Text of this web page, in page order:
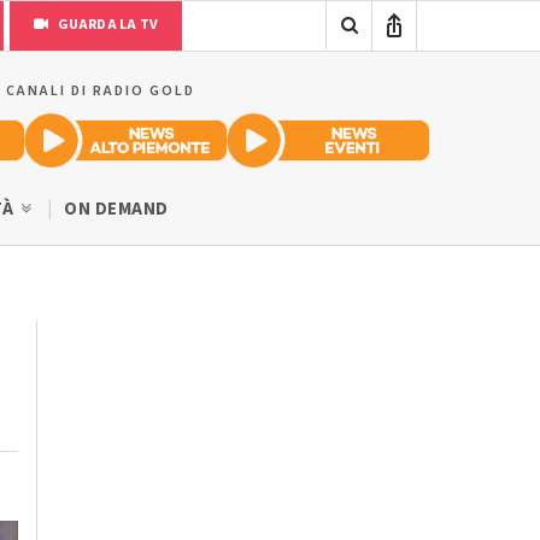
GUARDA LA TV
DI RADIO GOLD
ON DEMAND